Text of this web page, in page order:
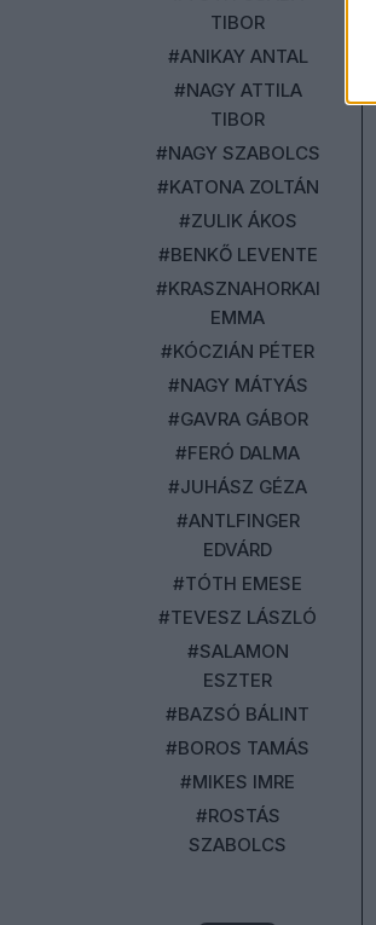
TIBOR
#ANIKAY ANTAL
#NAGY ATTILA
TIBOR
#NAGY SZABOLCS
#KATONA ZOLTÁN
#ZULIK ÁKOS
#BENKŐ LEVENTE
#KRASZNAHORKAI
EMMA
#KÓCZIÁN PÉTER
#NAGY MÁTYÁS
#GAVRA GÁBOR
#FERÓ DALMA
#JUHÁSZ GÉZA
#ANTLFINGER
EDVÁRD
#TÓTH EMESE
#TEVESZ LÁSZLÓ
#SALAMON
ESZTER
#BAZSÓ BÁLINT
#BOROS TAMÁS
#MIKES IMRE
#ROSTÁS
SZABOLCS